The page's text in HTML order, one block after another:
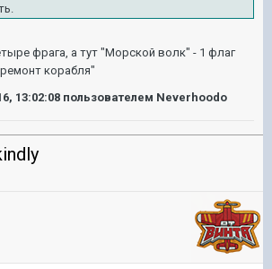
фрага, а тут "Морской волк" - 1 флаг
корабля"
13:02:08 пользователем Neverhoodo